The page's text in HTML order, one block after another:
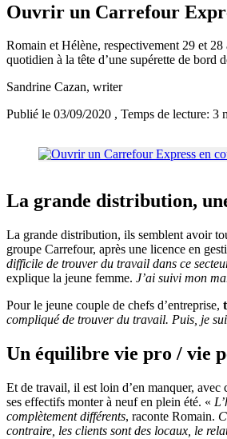
Ouvrir un Carrefour
Romain et Hélène, respectivement 29 et
quotidien à la tête d’une supérette de bord
Sandrine Cazan, writer
Publié le 03/09/2020 , Temps de lecture: 3
La grande distribution,
La grande distribution, ils semblent avoir
groupe Carrefour, après une licence en
difficile de trouver du travail dans ce
explique la jeune femme. J’ai suivi mon
Pour le jeune couple de chefs d’entreprise,
compliqué de trouver du travail. Puis, je
Un équilibre vie pro / vie
Et de travail, il est loin d’en manquer,
ses effectifs monter à neuf en plein été. «
complètement différents, raconte Romain.
contraire, les clients sont des locaux, le